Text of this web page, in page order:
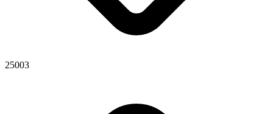
25003